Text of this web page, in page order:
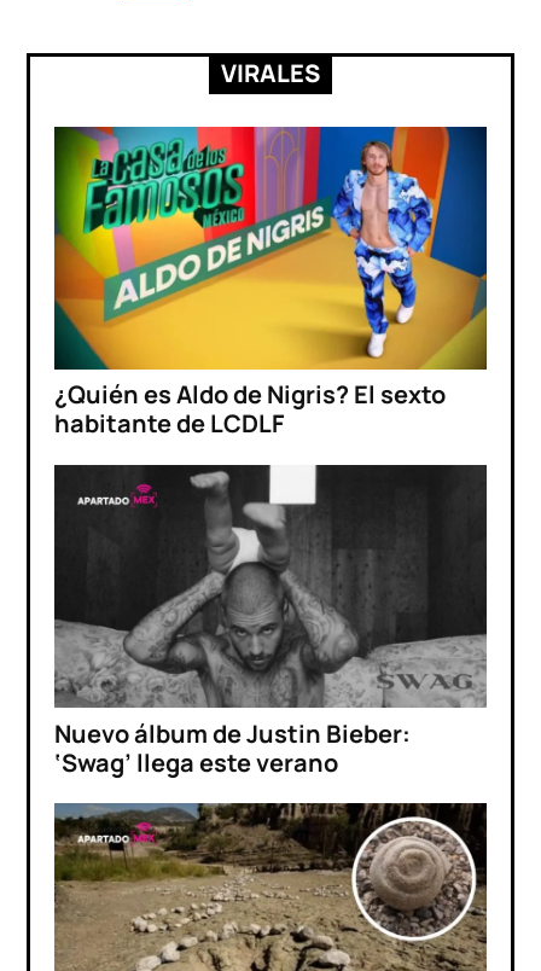
VIRALES
¿Quién es Aldo de Nigris? El sexto
habitante de LCDLF
Nuevo álbum de Justin Bieber:
‘Swag’ llega este verano